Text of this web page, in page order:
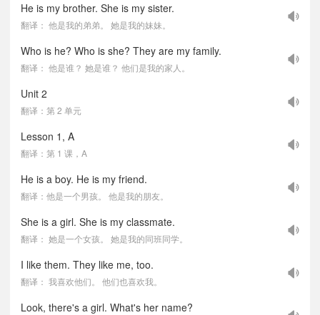
He is my brother. She is my sister.
翻译： 他是我的弟弟。 她是我的妹妹。
Who is he? Who is she? They are my family.
翻译： 他是谁？ 她是谁？ 他们是我的家人。
Unit 2
翻译：第 2 单元
Lesson 1, A
翻译：第 1 课，A
He is a boy. He is my friend.
翻译：他是一个男孩。 他是我的朋友。
She is a girl. She is my classmate.
翻译： 她是一个女孩。 她是我的同班同学。
I like them. They like me, too.
翻译： 我喜欢他们。 他们也喜欢我。
Look, there's a girl. What's her name?